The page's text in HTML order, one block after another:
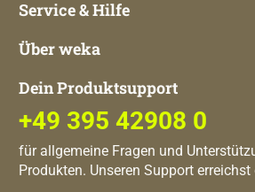
Service & Hilfe
Über weka
Dein Produktsupport
+49 395 42908 0
für allgemeine Fragen und
Produkten. Unseren Support erreichst